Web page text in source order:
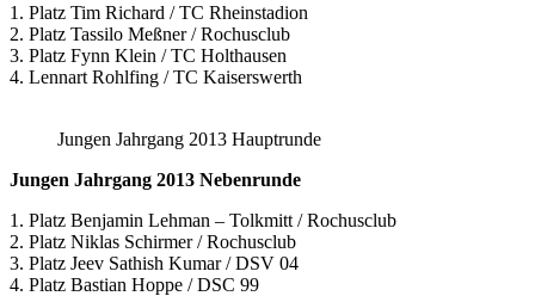
1. Platz Tim Richard / TC Rheinstadion
2. Platz Tassilo Meßner / Rochusclub
3. Platz Fynn Klein / TC Holthausen
4. Lennart Rohlfing / TC Kaiserswerth
Jungen Jahrgang 2013 Hauptrunde
Jungen Jahrgang 2013 Nebenrunde
1. Platz Benjamin Lehman – Tolkmitt / Rochusclub
2. Platz Niklas Schirmer / Rochusclub
3. Platz Jeev Sathish Kumar / DSV 04
4. Platz Bastian Hoppe / DSC 99